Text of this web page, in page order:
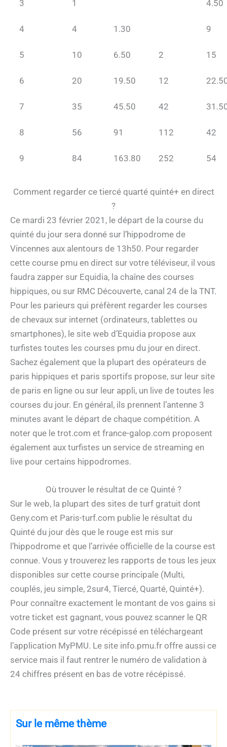
3 1 4.50
4 4 1.30 9
5 10 6.50 2 15
6 20 19.50 12
7 35 45.50 42
8 56 91 112 42
9 84 163.80 252 54
Comment regarder ce tiercé quarté quinté+ en direct
?
Ce mardi 23 février 2021, le départ de la course du
quinté du jour sera donné sur l’hippodrome de
Vincennes aux alentours de 13h50. Pour regarder
cette course pmu en direct sur votre téléviseur, il vous
faudra zapper sur Equidia, la chaîne des courses
hippiques, ou sur RMC Découverte, canal 24 de la TNT.
Pour les parieurs qui préfèrent regarder les courses
de chevaux sur internet (ordinateurs, tablettes ou
smartphones), le site web d’Equidia propose aux
turfistes toutes les courses pmu du jour en direct.
Sachez également que la plupart des opérateurs de
paris hippiques et paris sportifs propose, sur leur site
de paris en ligne ou sur leur appli, un live de toutes les
courses du jour. En général, ils prennent l’antenne 3
minutes avant le départ de chaque compétition. A
noter que le trot.com et france-galop.com proposent
également aux turfistes un service de streaming en
live pour certains hippodromes.
Où trouver le résultat de ce Quinté ?
Sur le web, la plupart des sites de turf gratuit dont
Geny.com et Paris-turf.com publie le résultat du
Quinté du jour dès que le rouge est mis sur
l’hippodrome et que l’arrivée officielle de la course est
connue. Vous y trouverez les rapports de tous les jeux
disponibles sur cette course principale (Multi,
couplés, jeu simple, 2sur4, Tiercé, Quarté, Quinté+).
Pour connaître exactement le montant de vos gains si
votre ticket est gagnant, vous pouvez scanner le QR
Code présent sur votre récépissé en téléchargeant
l’application MyPMU. Le site info.pmu.fr offre aussi ce
service mais il faut rentrer le numéro de validation à
24 chiffres présent en bas de votre récépissé.
Sur le même thème